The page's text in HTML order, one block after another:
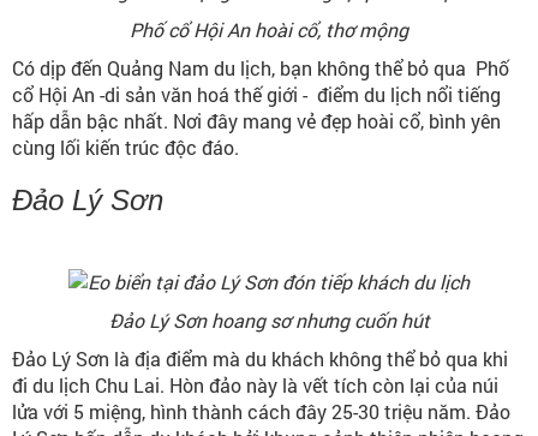
Phố cổ Hội An hoài cổ, thơ mộng
Có dịp đến Quảng Nam du lịch, bạn không thể bỏ qua Phố
cổ Hội An -di sản văn hoá thế giới - điểm du lịch nổi tiếng
hấp dẫn bậc nhất. Nơi đây mang vẻ đẹp hoài cổ, bình yên
cùng lối kiến trúc độc đáo.
Đảo Lý Sơn
Đảo Lý Sơn hoang sơ nhưng cuốn hút
Đảo Lý Sơn là địa điểm mà du khách không thể bỏ qua khi
đi du lịch Chu Lai. Hòn đảo này là vết tích còn lại của núi
lửa với 5 miệng, hình thành cách đây 25-30 triệu năm. Đảo